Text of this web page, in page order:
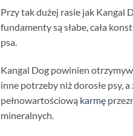
Przy tak dużej rasie jak Kangal
fundamenty są słabe, cała
psa.
Kangal Dog powinien
inne potrzeby niż dorosłe psy,
pełnowartościową karmę
mineralnych.